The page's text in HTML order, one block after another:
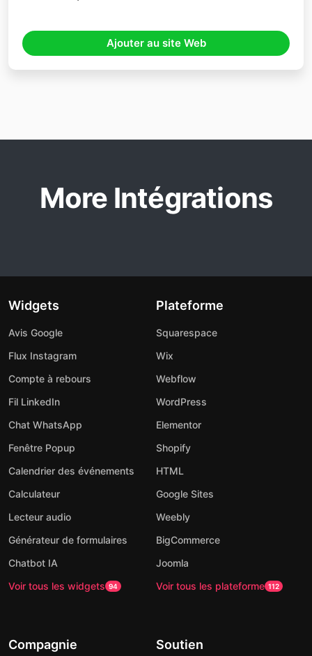
Ajouter au site Web
More Intégrations
Widgets
Avis Google
Flux Instagram
Compte à rebours
Fil LinkedIn
Chat WhatsApp
Fenêtre Popup
Calendrier des événements
Calculateur
Lecteur audio
Générateur de formulaires
Chatbot IA
Voir tous les widgets 94
Plateforme
Squarespace
Wix
Webflow
WordPress
Elementor
Shopify
HTML
Google Sites
Weebly
BigCommerce
Joomla
Voir tous les plateforme 112
Compagnie Soutien